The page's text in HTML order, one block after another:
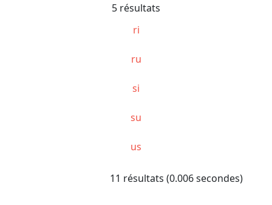
5 résultats
ri
ru
si
su
us
11 résultats (0.006 secondes)